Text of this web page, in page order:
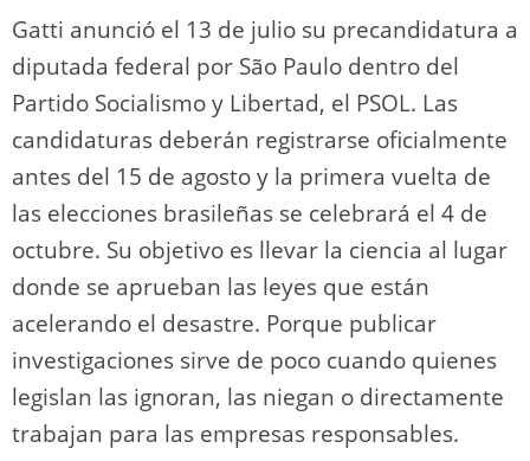
Gatti anunció el 13 de julio su precandidatura a
diputada federal por São Paulo dentro del
Partido Socialismo y Libertad, el PSOL. Las
candidaturas deberán registrarse oficialmente
antes del 15 de agosto y la primera vuelta de
las elecciones brasileñas se celebrará el 4 de
octubre. Su objetivo es llevar la ciencia al lugar
donde se aprueban las leyes que están
acelerando el desastre. Porque publicar
investigaciones sirve de poco cuando quienes
legislan las ignoran, las niegan o directamente
trabajan para las empresas responsables.